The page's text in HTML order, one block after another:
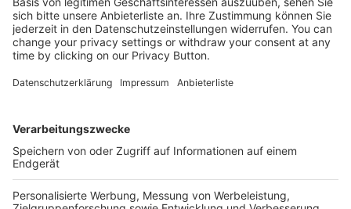
Kostenlose Rücksendung bis zu 14 Tage nach
Bestelleingang (innerhalb Deutschlands).
Versandkosten.
Der Bestellprozess ist mit Hilfe eines SSL-